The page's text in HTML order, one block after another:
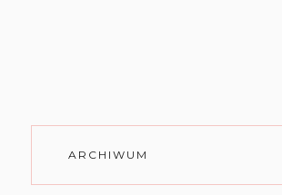
ARCHIWUM